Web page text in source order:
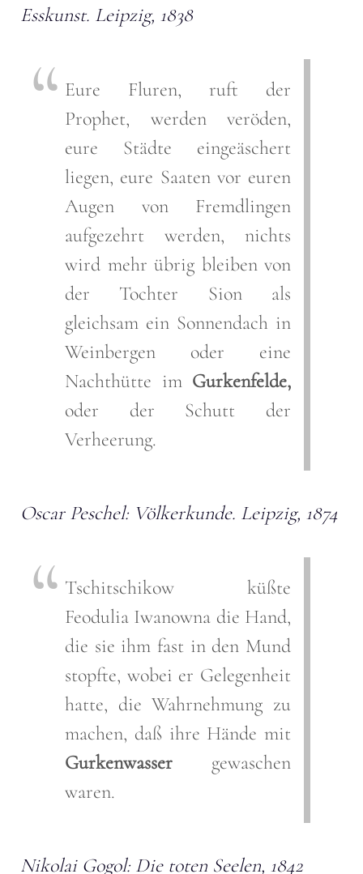
Esskunst. Leipzig, 1838
Eure Fluren, ruft
der
Prophet, werden veröden,
eure
Städte
eingeäschert
liegen, eure Saaten vor euren
Augen
von
Fremdlingen
aufgezehrt
werden,
nichts
wird mehr übrig bleiben von
der
Tochter Sion
als
gleichsam ein Sonnendach in
Weinbergen
oder
eine
Nachthütte im Gurkenfelde,
oder
der Schutt
der
Verheerung.
Oscar Peschel: Völkerkunde. Leipzig, 1874
Tschitschikow küßte
Feodulia Iwanowna die Hand,
die sie ihm fast in den Mund
stopfte, wobei er Gelegenheit
hatte, die Wahrnehmung zu
machen, daß ihre Hände mit
Gurkenwasser gewaschen
waren.
Nikolai Gogol: Die toten Seelen, 1842